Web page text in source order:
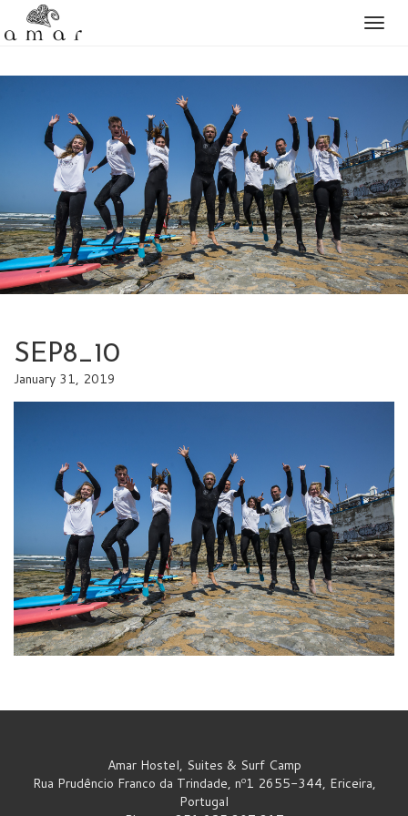
SEP8_10
January 31, 2019
Amar Hostel, Suites & Surf Camp
Rua Prudêncio Franco da Trindade, nº1 2655-344, Ericeira,
Portugal